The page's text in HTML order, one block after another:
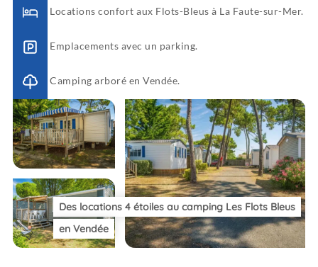
Locations confort aux Flots-Bleus à La Faute-sur-Mer.
Emplacements avec un parking.
Camping arboré en Vendée.
Des locations 4 étoiles au camping Les Flots Bleus
en Vendée